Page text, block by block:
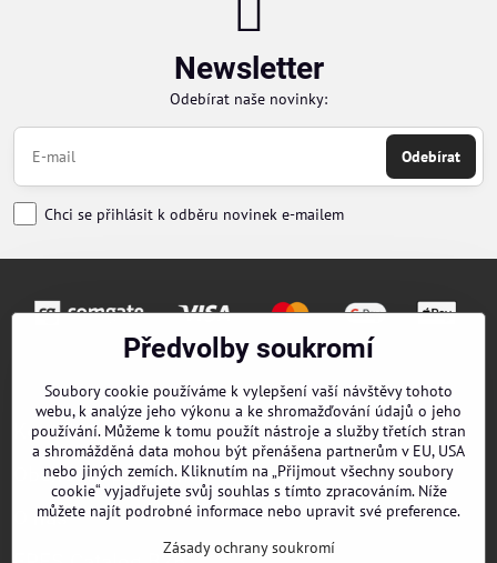
Newsletter
Odebírat naše novinky:
Odebírat
Chci se přihlásit k odběru novinek e-mailem
Kontakty
Obchodní podmínky
O nás
Předvolby soukromí
Soubory cookie používáme k vylepšení vaší návštěvy tohoto
webu, k analýze jeho výkonu a ke shromažďování údajů o jeho
používání. Můžeme k tomu použít nástroje a služby třetích stran
a shromážděná data mohou být přenášena partnerům v EU, USA
nebo jiných zemích. Kliknutím na „Přijmout všechny soubory
cookie“ vyjadřujete svůj souhlas s tímto zpracováním. Níže
můžete najít podrobné informace nebo upravit své preference.
Zásady ochrany soukromí